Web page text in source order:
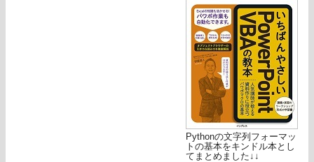
Pythonの文字列フォーマッ
トの基本をキンドル本とし
てまとめました↓↓